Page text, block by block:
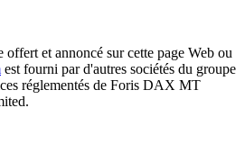
et annoncé sur cette page Web ou
est fourni par d'autres sociétés du groupe
réglementés de Foris DAX MT